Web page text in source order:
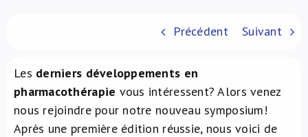
À propos de nous
Précédent Suivant
Les derniers développements en
pharmacothérapie vous intéressent? Alors venez
nous rejoindre pour notre nouveau symposium!
Après une première édition réussie, nous voici de